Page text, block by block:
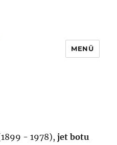
MENÜ
- 1978),jet botu